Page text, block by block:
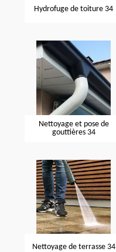
Hydrofuge de toiture 34
Nettoyage et pose de
gouttières 34
Nettoyage de terrasse 34